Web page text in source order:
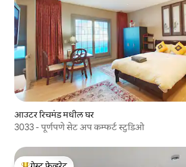
आउटर रिचमंड मधील घर
3033 - पूर्णपणे सेट अप कम्फर्ट स्टुडिओ